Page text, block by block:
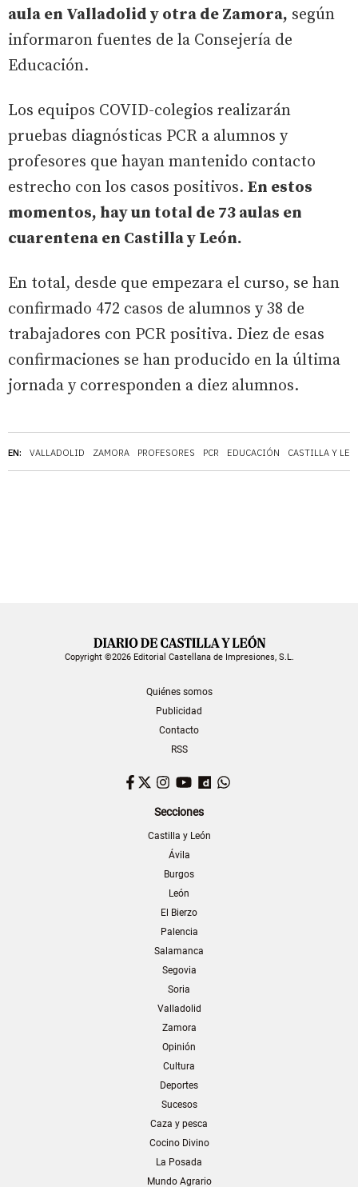
EN: VALLADOLID ZAMORA PROFESORES PCR EDUCACIÓN CASTILLA Y
aula en Valladolid y otra de Zamora, según
informaron fuentes de la Consejería de
Educación.
Los equipos COVID-colegios realizarán
pruebas diagnósticas PCR a alumnos y
profesores que hayan mantenido contacto
estrecho con los casos positivos. En estos
momentos, hay un total de 73 aulas en
cuarentena en Castilla y León.
En total, desde que empezara el curso, se han
confirmado 472 casos de alumnos y 38 de
trabajadores con PCR positiva. Diez de esas
confirmaciones se han producido en la última
jornada y corresponden a diez alumnos.
Copyright ©2026 Editorial Castellana de Impresiones, S.L.
Quiénes somos
Publicidad
Contacto
RSS
Facebook
TwitterInstagram
YouTubeDailymotion
Secciones
Castilla y León
Ávila
Burgos
León
El Bierzo
Palencia
Salamanca
Segovia
Soria
Valladolid
Zamora
Opinión
Cultura
Deportes
Sucesos
Caza y pesca
Cocino Divino
La Posada
Mundo Agrario